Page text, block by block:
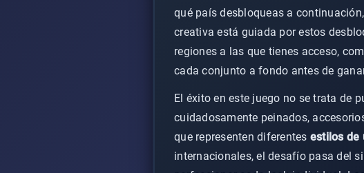
qué país desbloqueas a
creativa está guiada por estos
regiones a las que tienes acceso,
cada conjunto a fondo antes de
El éxito en este juego no se trata de
cuidadosamente peinados,
que representen diferentes estilos de
internacionales, el desafío pasa del